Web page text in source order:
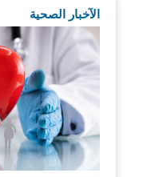
الآخبار الصحية